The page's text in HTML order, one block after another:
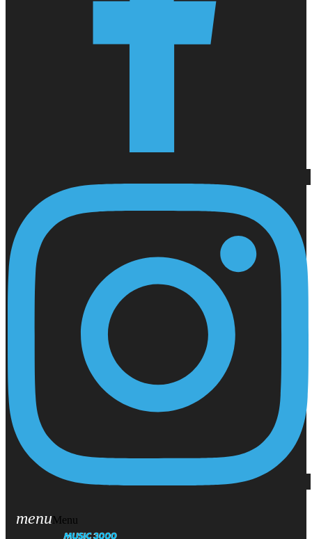
menuMenu